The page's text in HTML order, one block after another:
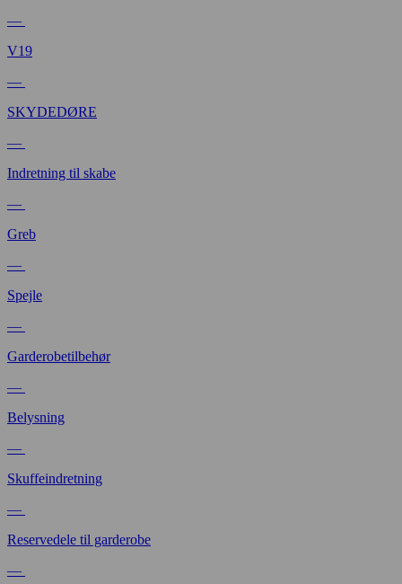
—
V19
—
SKYDEDØRE
—
Indretning til skabe
—
Greb
—
Spejle
—
Garderobetilbehør
—
Belysning
—
Skuffeindretning
—
Reservedele til garderobe
—